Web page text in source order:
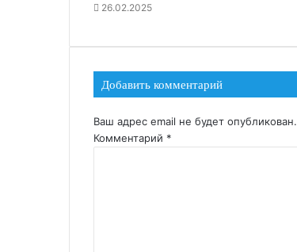
26.02.2025
Добавить комментарий
Ваш адрес email не будет опубликован.
Комментарий *